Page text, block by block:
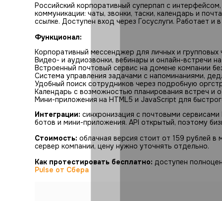
Российский корпоративный суперпап с
коммуникации: чаты, звонки, таски, календарь и
ссылке. Доступен вход через Госуслуги. Работает и
Функционал:
Корпоративный мессенджер для личных и групповых
Видео- и аудиозвонки, вебинары и онлайн-встречи
Встроенный почтовый сервис на домене компании
Система управления задачами с напоминаниями,
Удобный поиск сотрудников через подробную
Календарь с возможностью планирования встреч и
Мини-приложения на HTML5 и JavaScript для
Интеграции: синхронизация с почтовыми
ботов и мини-приложения. API открытый, поэтому
Стоимость: облачная версия стоит от 159 рублей в
сервер компании, цену нужно уточнять отдельно.
Как протестировать бесплатно: доступен
Pulse от Сбера